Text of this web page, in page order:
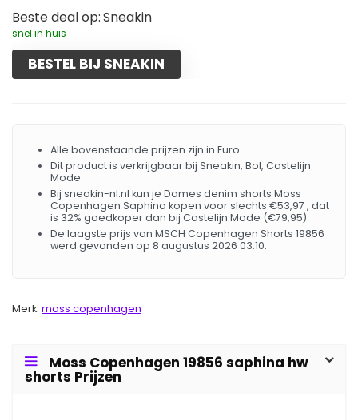
Beste deal op: Sneakin
snel in huis
BESTEL BIJ SNEAKIN
Alle bovenstaande prijzen zijn in Euro.
Dit product is verkrijgbaar bij Sneakin, Bol, Castelijn
Mode.
Bij sneakin-nl.nl kun je Dames denim shorts Moss
Copenhagen Saphina kopen voor slechts €53,97 , dat
is 32% goedkoper dan bij Castelijn Mode (€79,95).
De laagste prijs van MSCH Copenhagen Shorts 19856
werd gevonden op 8 augustus 2026 03:10.
Merk: moss copenhagen
Moss Copenhagen 19856 saphina hw
shorts Prijzen